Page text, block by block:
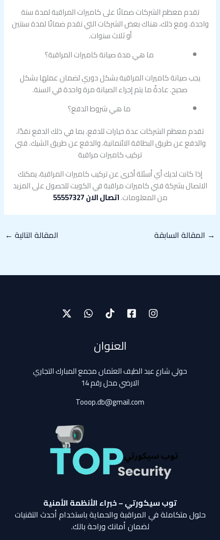
تقدم معظم الشركات ضمانًا على كاميرات المراقبة لمدة سنة
واحدة. ومع ذلك، هناك بعض الشركات التي تقدم ضمانًا لمدة سنتين
أو ثلاث سنوات.
ما هي مدة صيانة كاميرات المراقبة؟
يجب صيانة كاميرات المراقبة بشكل دوري لضمان عملها بشكل
صحيح. عادةً ما يتم إجراء الصيانة مرة واحدة في السنة.
ما هي شروط الدفع؟
تقدم معظم الشركات عدة خيارات للدفع، بما في ذلك الدفع نقدًا،
والدفع عن طريق البطاقة الائتمانية، والدفع عن طريق الشيك. فني
تركيب كاميرات مراقبة
إذا كانت لديك أي أسئلة أخرى عن تركيب كاميرات المراقبة، يمكنك
الاتصال بشركة فني كاميرات مراقبة في الكويت للحصول على المزيد
من المعلومات.اتصال الان 55557327
→ المقالة السابقة المقالة التالية ←
العنوان
حولي شارع عبد الطيف العثمان مجمع المبارك التجاري
الارضي محل رقم 14
Tooop.db@gmail.com
توب سيكورتي – خبراء الأنظمة الأمنية
حلول متكاملة في المراقبة والحماية باستخدام أحدث التقنيات
لضمان أمانك وراحة بالك.